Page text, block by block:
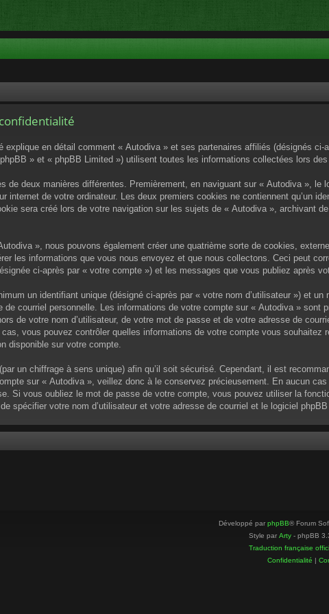
explique en détail comment « Autodiva » et ses partenaires affiliés (désignés
» et « phpBB Limited ») utilisent toutes les informations collectées lors
de deux manières différentes. Premièrement, en naviguant sur « Autodiva »,
internet de votre ordinateur. Les deux premiers cookies ne contiennent qu’un
sera créé lors de votre navigation sur les sujets de « Autodiva », archivant
», nous pouvons également créer une quatrième sorte de cookies,
les informations que vous nous envoyez et que nous collectons. Ceci peut
ci-après par « votre compte ») et les messages que vous publiez après
un identifiant unique (désigné ci-après par « votre nom d’utilisateur ») et
de courriel personnelle. Les informations de votre compte sur « Autodiva »
de votre nom d’utilisateur, de votre mot de passe et de votre adresse de
vous pouvez contrôler quelles informations de votre compte vous
disponible sur votre compte.
un chiffrage à sens unique) afin qu’il soit sécurisé. Cependant, il est
sur « Autodiva », veillez donc à le conservez précieusement. En aucun
Si vous oubliez le mot de passe de votre compte, vous pouvez utiliser la
spécifier votre nom d’utilisateur et votre adresse de courriel et le logiciel
Développé par phpBB® Forum
Style par Arty - phpBB
Traduction française
Confidentialité |